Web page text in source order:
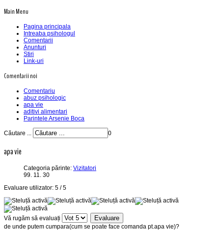
Main Menu
Pagina principala
Intreaba psihologul
Comentarii
Anunturi
Stiri
Link-uri
Comentarii noi
Comentariu
abuz psihologic
apa vie
aditivi alimentari
Parintele Arsenie Boca
Căutare ... 0
apa vie
Categoria părinte: Vizitatori
99. 11. 30
Evaluare utilizator: 5 /5
Vă rugăm să evaluați
de unde putem cumpara(cum se poate face comanda pt.apa vie)?